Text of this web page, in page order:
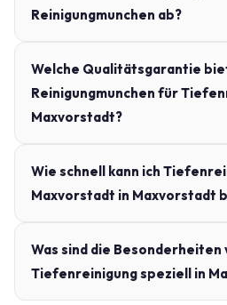
Reinigungmunchen ab?
Welche Qualitätsgarantie
Reinigungmunchen für
Maxvorstadt?
Wie schnell kann ich
Maxvorstadt in Maxvorstadt
Was sind die Besonderheiten
Tiefenreinigung speziell in